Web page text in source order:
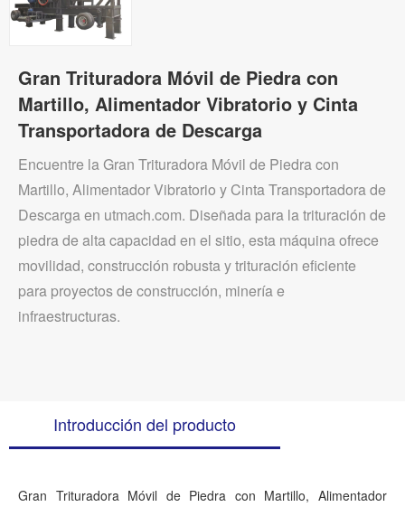
Gran Trituradora Móvil de Piedra con
Martillo, Alimentador Vibratorio y Cinta
Transportadora de Descarga
Encuentre la Gran Trituradora Móvil de Piedra con
Martillo, Alimentador Vibratorio y Cinta Transportadora de
Descarga en utmach.com. Diseñada para la trituración de
piedra de alta capacidad en el sitio, esta máquina ofrece
movilidad, construcción robusta y trituración eficiente
para proyectos de construcción, minería e
infraestructuras.
Introducción del producto
Gran Trituradora Móvil de Piedra con Martillo, Alimentador